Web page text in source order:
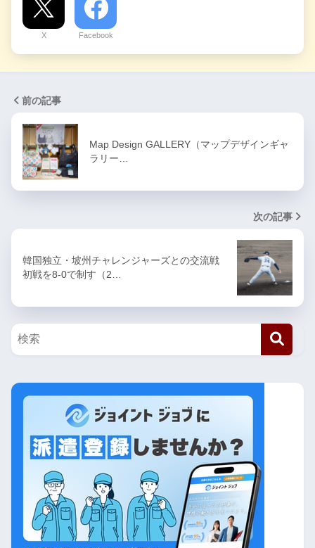
X Facebook
前の記事
Map Design GALLERY（マップデザインギャ
ラリー…
次の記事
韓国独立・坡州チャレンジャーズとの交流戦
初戦を8-0で制す（2…